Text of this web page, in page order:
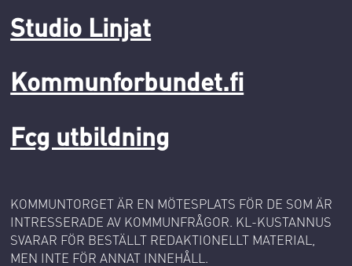
Studio Linjat
Kommunforbundet.fi
Fcg utbildning
KOMMUNTORGET ÄR EN MÖTESPLATS FÖR DE SOM ÄR
INTRESSERADE AV KOMMUNFRÅGOR. KL-KUSTANNUS
SVARAR FÖR BESTÄLLT REDAKTIONELLT MATERIAL,
MEN INTE FÖR ANNAT INNEHÅLL.